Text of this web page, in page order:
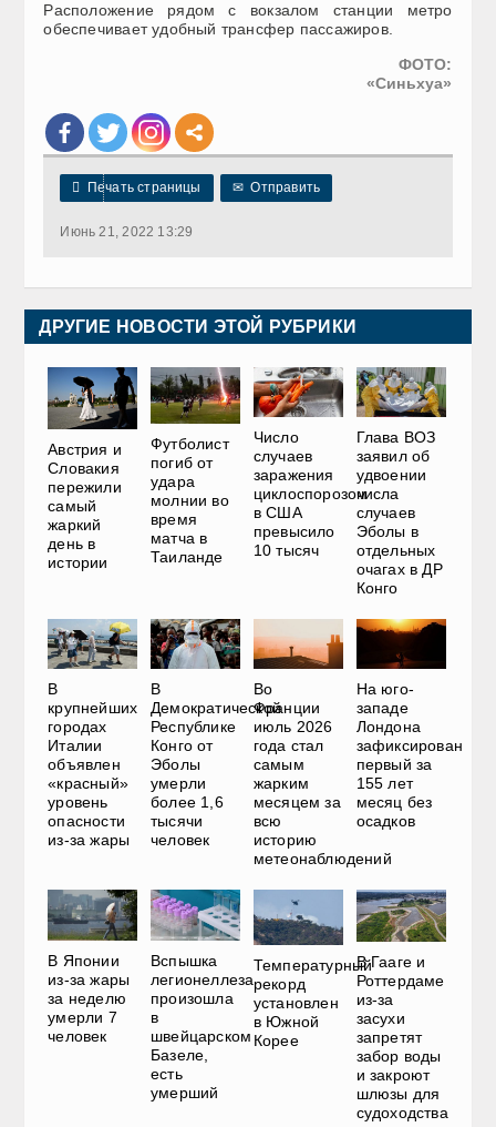
Расположение рядом с вокзалом станции метро
обеспечивает удобный трансфер пассажиров.
ФОТО:
«Синьхуа»
 Печать страницы ✉ Отправить
Июнь 21, 2022 13:29
ДРУГИЕ НОВОСТИ ЭТОЙ РУБРИКИ
Австрия и
Словакия
пережили
самый
жаркий
день в
истории
Футболист
погиб от
удара
молнии во
время
матча в
Таиланде
Число
случаев
заражения
циклоспорозом
в США
превысило
10 тысяч
Глава ВОЗ
заявил об
удвоении
числа
случаев
Эболы в
отдельных
очагах в ДР
Конго
В
крупнейших
городах
Италии
объявлен
«красный»
уровень
опасности
из-за жары
В
Демократической
Республике
Конго от
Эболы
умерли
более 1,6
тысячи
человек
Во
Франции
июль 2026
года стал
самым
жарким
месяцем за
всю
историю
метеонаблюдений
На юго-
западе
Лондона
зафиксирован
первый за
155 лет
месяц без
осадков
В Японии
из-за жары
за неделю
умерли 7
человек
Вспышка
легионеллеза
произошла
в
швейцарском
Базеле,
есть
умерший
Температурный
рекорд
установлен
в Южной
Корее
В Гааге и
Роттердаме
из-за
засухи
запретят
забор воды
и закроют
шлюзы для
судоходства